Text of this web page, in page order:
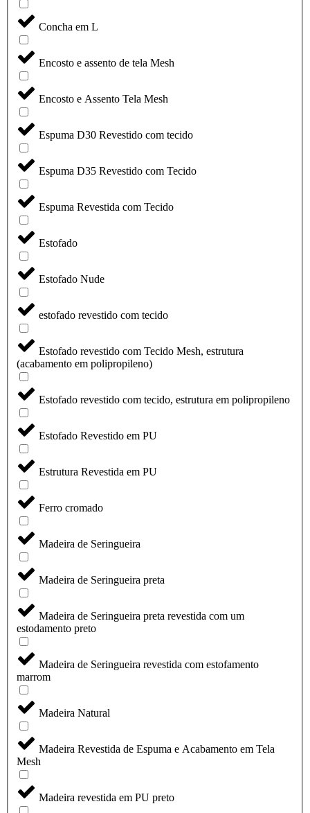
Concha em L
Encosto e assento de tela Mesh
Encosto e Assento Tela Mesh
Espuma D30 Revestido com tecido
Espuma D35 Revestido com Tecido
Espuma Revestida com Tecido
Estofado
Estofado Nude
estofado revestido com tecido
Estofado revestido com Tecido Mesh, estrutura
(acabamento em polipropileno)
Estofado revestido com tecido, estrutura em polipropileno
Estofado Revestido em PU
Estrutura Revestida em PU
Ferro cromado
Madeira de Seringueira
Madeira de Seringueira preta
Madeira de Seringueira preta revestida com um
estodamento preto
Madeira de Seringueira revestida com estofamento
marrom
Madeira Natural
Madeira Revestida de Espuma e Acabamento em Tela
Mesh
Madeira revestida em PU preto